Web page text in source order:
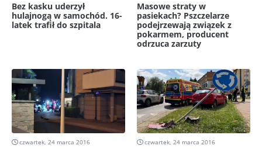
Bez kasku uderzył
hulajnogą w samochód. 16-
latek trafił do szpitala
Masowe straty w
pasiekach? Pszczelarze
podejrzewają związek z
pokarmem, producent
odrzuca zarzuty
czwartek, 24 marca 2016 czwartek, 24 marca 2016